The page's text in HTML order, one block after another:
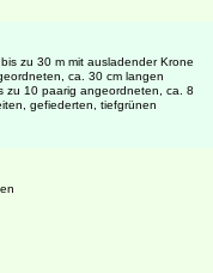
zu 30 m mit ausladender Krone
ca. 30 cm langen
zu 10 paarig angeordneten, ca. 8
gefiederten, tiefgrünen